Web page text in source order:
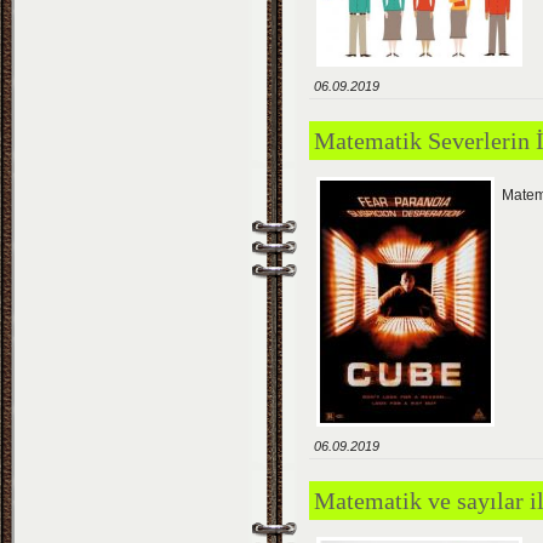
06.09.2019
Matematik Severlerin
06.09.2019
Matematik ve